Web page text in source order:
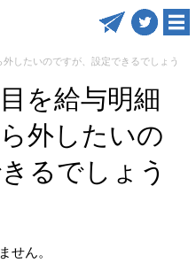
したいのですが、設定できるでしょう
を給与明細
外したいの
るでしょう
せん。